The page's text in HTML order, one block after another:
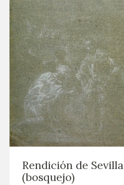
Rendición de Sevilla
(bosquejo)